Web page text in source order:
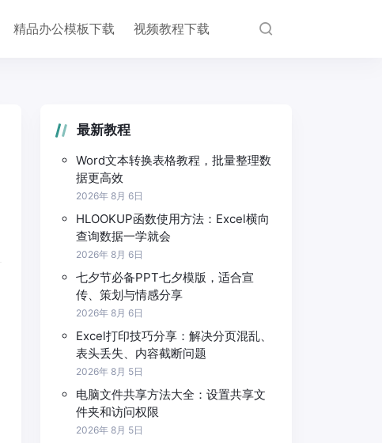
精品办公模板下载 视频教程下载
最新教程
Word文本转换表格教程，批量整理数
据更高效
2026年 8月 6日
HLOOKUP函数使用方法：Excel横向
查询数据一学就会
2026年 8月 6日
七夕节必备PPT七夕模版，适合宣
传、策划与情感分享
2026年 8月 6日
Excel打印技巧分享：解决分页混乱、
表头丢失、内容截断问题
2026年 8月 5日
电脑文件共享方法大全：设置共享文
件夹和访问权限
2026年 8月 5日